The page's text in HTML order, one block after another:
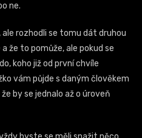
ne.
ale rozhodli se tomu dát druhou
že to pomůže, ale pokud se
koho již od první chvíle
vám půjde s daným člověkem
by se jednalo až o úroveň